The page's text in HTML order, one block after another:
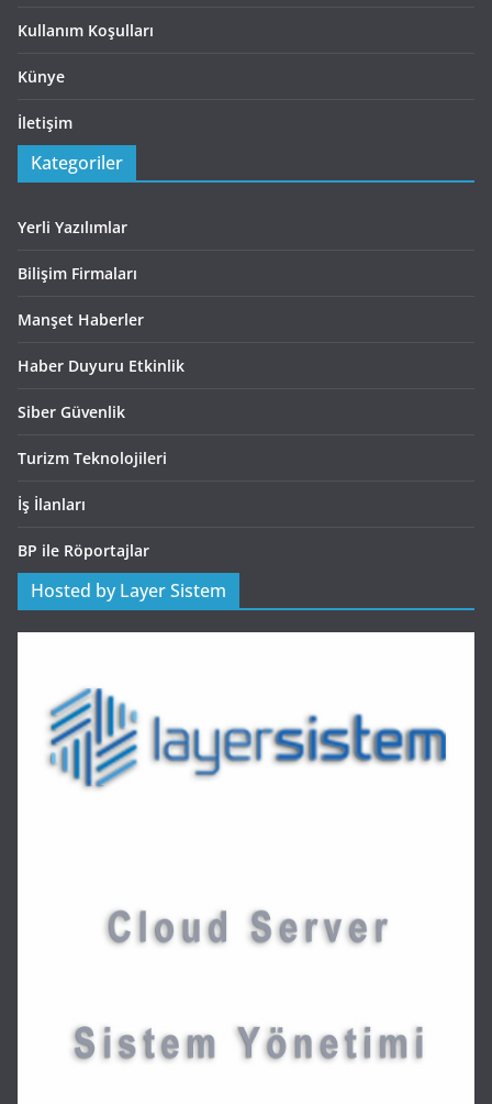
Kullanım Koşulları
Künye
İletişim
Kategoriler
Yerli Yazılımlar
Bilişim Firmaları
Manşet Haberler
Haber Duyuru Etkinlik
Siber Güvenlik
Turizm Teknolojileri
İş İlanları
BP ile Röportajlar
Hosted by Layer Sistem